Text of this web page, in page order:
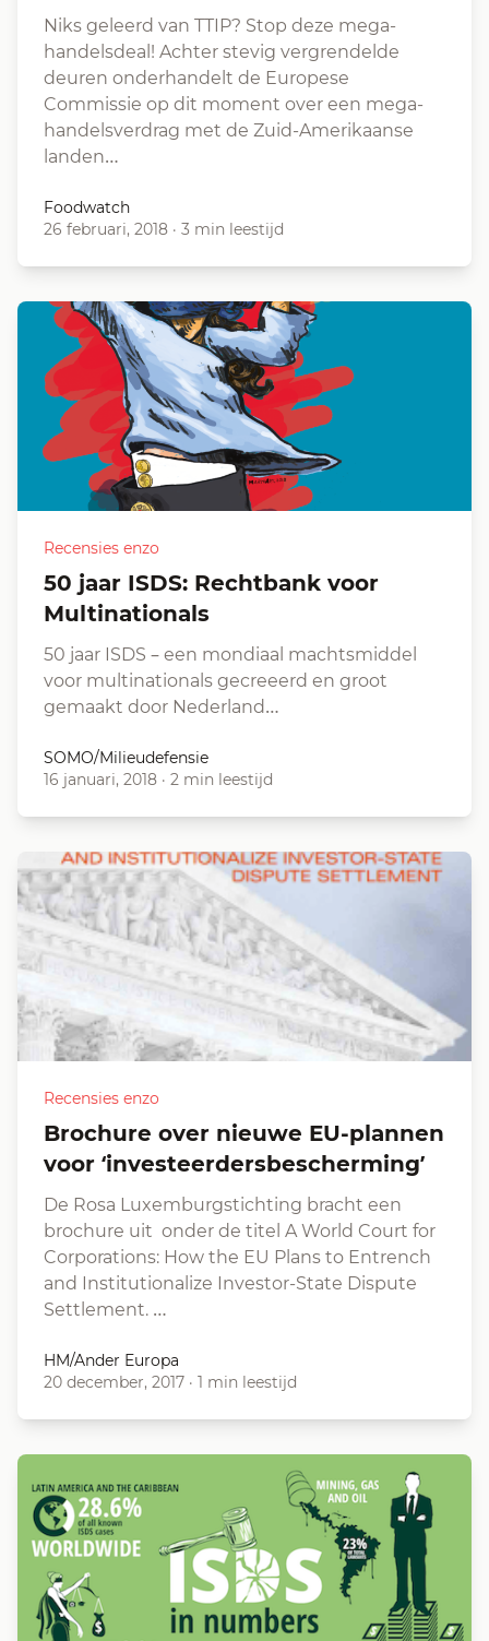
Niks geleerd van TTIP? Stop deze mega-
handelsdeal! Achter stevig vergrendelde
deuren onderhandelt de Europese
Commissie op dit moment over een mega-
handelsverdrag met de Zuid-Amerikaanse
landen…
Foodwatch
26 februari, 2018 · 3 min leestijd
Recensies enzo
50 jaar ISDS: Rechtbank voor
Multinationals
50 jaar ISDS – een mondiaal machtsmiddel
voor multinationals gecreeerd en groot
gemaakt door Nederland…
SOMO/Milieudefensie
16 januari, 2018 · 2 min leestijd
Recensies enzo
Brochure over nieuwe EU-plannen
voor ‘investeerdersbescherming’
De Rosa Luxemburgstichting bracht een
brochure uit onder de titel A World Court for
Corporations: How the EU Plans to Entrench
and Institutionalize Investor-State Dispute
Settlement. …
HM/Ander Europa
20 december, 2017 · 1 min leestijd